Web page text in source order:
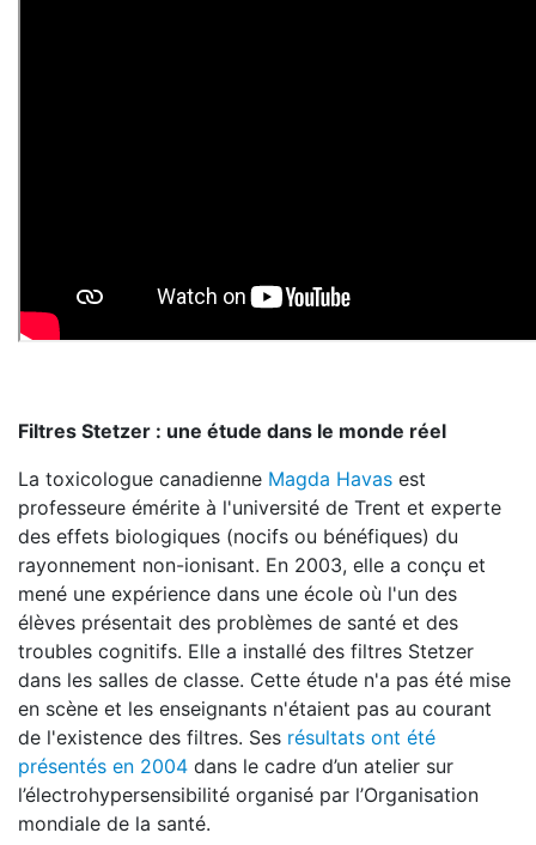
Filtres Stetzer : une étude dans le monde réel
La toxicologue canadienne Magda Havas est
professeure émérite à l'université de Trent et experte
des effets biologiques (nocifs ou bénéfiques) du
rayonnement non-ionisant. En 2003, elle a conçu et
mené une expérience dans une école où l'un des
élèves présentait des problèmes de santé et des
troubles cognitifs. Elle a installé des filtres Stetzer
dans les salles de classe. Cette étude n'a pas été mise
en scène et les enseignants n'étaient pas au courant
de l'existence des filtres. Ses résultats ont été
présentés en 2004 dans le cadre d’un atelier sur
l’électrohypersensibilité organisé par l’Organisation
mondiale de la santé.